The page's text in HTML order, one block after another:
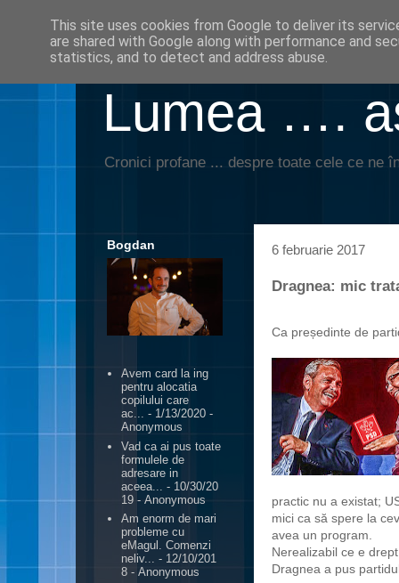
Lumea ….
Cronici profane ... despre toate cele ce ne
6 februarie 2017
Dragnea: mic
Ca președinte de
practic nu a existat;
mici ca să spere la
avea un program.
Nerealizabil ce e
Dragnea a pus
Bogdan
Avem card la ing
pentru alocatia
copilului care
ac... - 1/13/2020 -
Anonymous
Vad ca ai pus toate
formulele de
adresare in
aceea...
- 10/30/20
19 - Anonymous
Am enorm de mari
probleme cu
eMagul. Comenzi
neliv... - 12/10/201
8 - Anonymous
This site uses cookies from Google to deliver its
are shared with Google along with performance and
statistics, and to detect and address abuse.